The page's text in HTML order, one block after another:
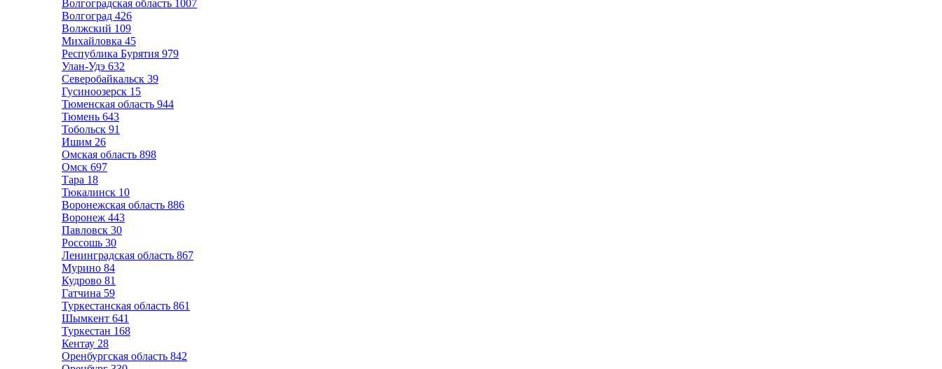
Волгоградская область 1007
Волгоград 426
Волжский 109
Михайловка 45
Республика Бурятия 979
Улан-Удэ 632
Северобайкальск 39
Гусиноозерск 15
Тюменская область 944
Тюмень 643
Тобольск 91
Ишим 26
Омская область 898
Омск 697
Тара 18
Тюкалинск 10
Воронежская область 886
Воронеж 443
Павловск 30
Россошь 30
Ленинградская область 867
Мурино 84
Кудрово 81
Гатчина 59
Туркестанская область 861
Шымкент 641
Туркестан 168
Кентау 28
Оренбургская область 842